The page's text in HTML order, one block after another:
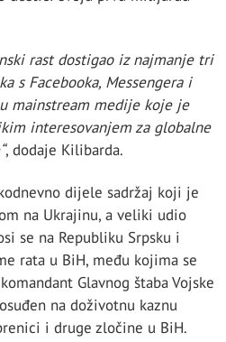
rast dostigao iz najmanje tri
s Facebooka, Messengera i
mainstream medije koje je
interesovanjem za globalne
, dodaje Kilibarda.
dijele sadržaj koji je
na Ukrajinu, a veliki udio
se na Republiku Srpsku i
rata u BiH, među kojima se
Glavnog štaba Vojske
na doživotnu kaznu
i druge zločine u BiH.